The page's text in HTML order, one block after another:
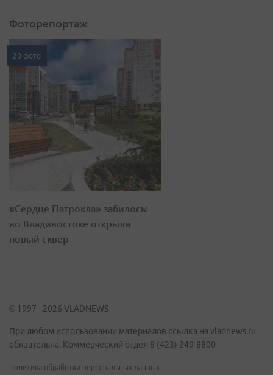
Фоторепортаж
20 фото
«Сердце Патрокла» забилось:
во Владивостоке открыли
новый сквер
© 1997 - 2026 VLADNEWS
При любом использовании материалов ссылка на vladnews.ru
обязательна. Коммерческий отдел 8 (423) 249-8800
Политика обработки персональных данных